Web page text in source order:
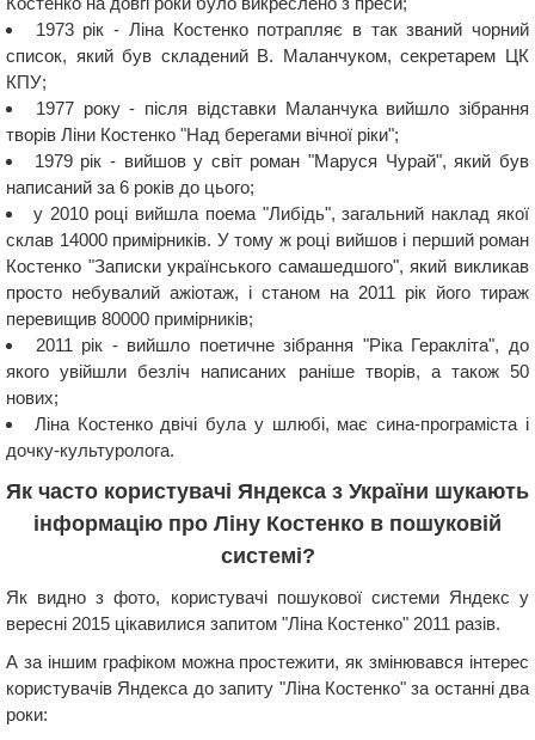
1973 рік - Ліна Костенко потрапляє в так званий чорний
список, який був складений В. Маланчуком, секретарем ЦК
КПУ;
1977 року - після відставки Маланчука вийшло зібрання
творів Ліни Костенко "Над берегами вічної ріки";
1979 рік - вийшов у світ роман "Маруся Чурай", який був
написаний за 6 років до цього;
у 2010 році вийшла поема "Либідь", загальний наклад якої
склав 14000 примірників. У тому ж році вийшов і перший роман
Костенко "Записки українського самашедшого", який викликав
просто небувалий ажіотаж, і станом на 2011 рік його тираж
перевищив 80000 примірників;
2011 рік - вийшло поетичне зібрання "Ріка Геракліта", до
якого увійшли безліч написаних раніше творів, а також 50
нових;
Ліна Костенко двічі була у шлюбі, має сина-програміста і
дочку-культуролога.
Як часто користувачі Яндекса з України шукають
інформацію про Ліну Костенко в пошуковій
системі?
Як видно з фото, користувачі пошукової системи Яндекс у
вересні 2015 цікавилися запитом "Ліна Костенко" 2011 разів.
А за іншим графіком можна простежити, як змінювався інтерес
користувачів Яндекса до запиту "Ліна Костенко" за останні два
роки: